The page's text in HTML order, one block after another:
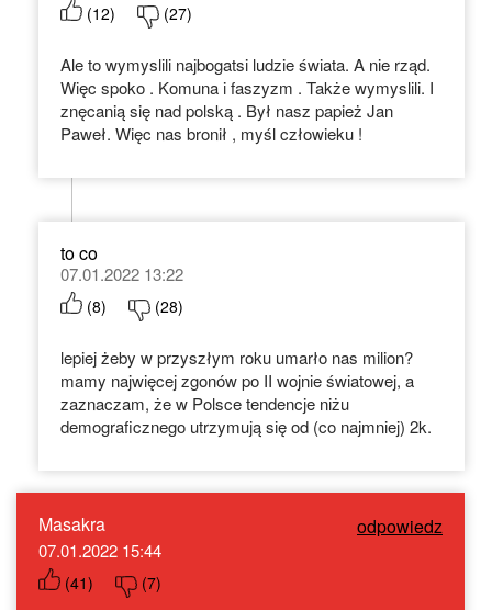
(12) (27)
Ale to wymyslili najbogatsi ludzie świata. A nie rząd.
Więc spoko . Komuna i faszyzm . Także wymyslili. I
znęcanią się nad polską . Był nasz papież Jan
Paweł. Więc nas bronił , myśl człowieku !
to co
07.01.2022 13:22
(8) (28)
lepiej żeby w przyszłym roku umarło nas milion?
mamy najwięcej zgonów po II wojnie światowej, a
zaznaczam, że w Polsce tendencje niżu
demograficznego utrzymują się od (co najmniej) 2k.
Masakra odpowiedz
07.01.2022 15:44
(41) (7)